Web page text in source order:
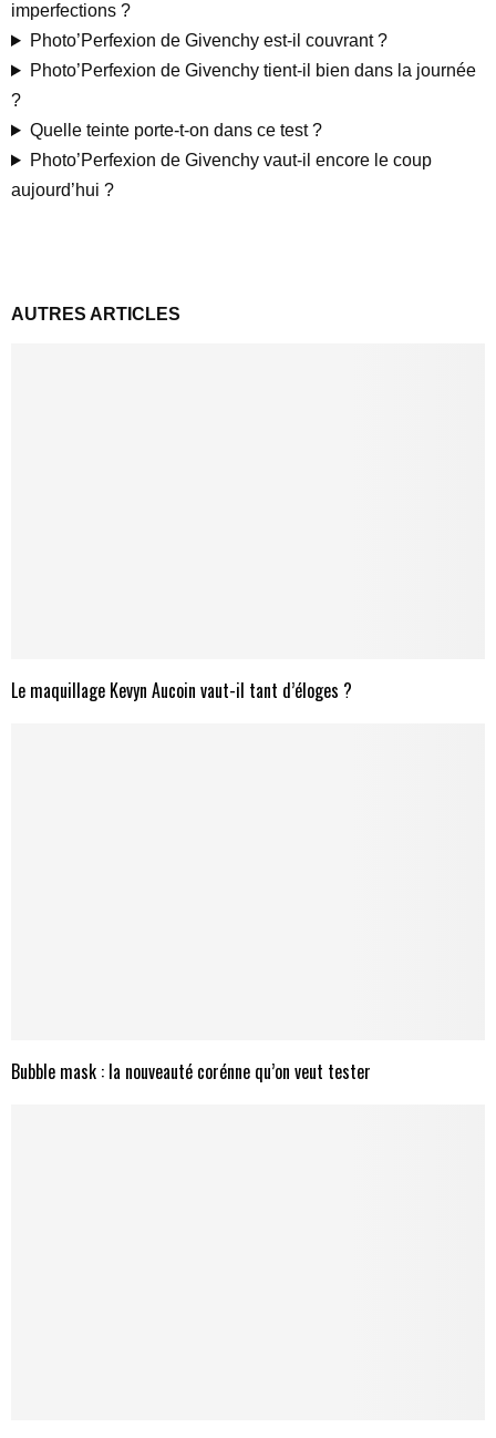
imperfections ?
Photo’Perfexion de Givenchy est-il couvrant ?
Photo’Perfexion de Givenchy tient-il bien dans la journée
?
Quelle teinte porte-t-on dans ce test ?
Photo’Perfexion de Givenchy vaut-il encore le coup
aujourd’hui ?
AUTRES ARTICLES
Le maquillage Kevyn Aucoin vaut-il tant d’éloges ?
Bubble mask : la nouveauté corénne qu’on veut tester